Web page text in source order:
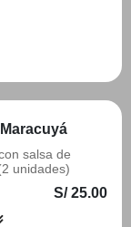
salsa de
unidades)
S/ 25.00